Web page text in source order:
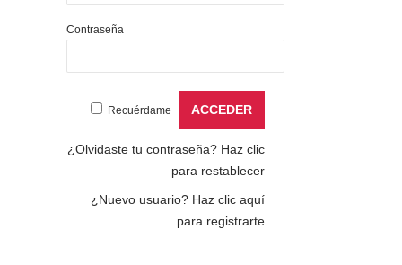
Contraseña
Recuérdame
¿Olvidaste tu contraseña? Haz clic
para restablecer
¿Nuevo usuario? Haz clic aquí
para registrarte